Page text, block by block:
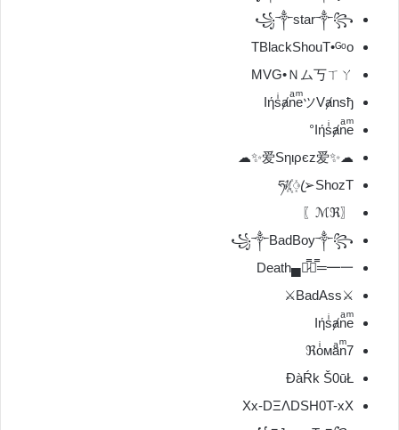
꧁༒star༒꧂
TBlackShouT•ᴳᵒo
MVG•Ｎム丂ㄒㄚ
IήsͥⱥnͣeͫツVⱥnsђ
Iήsͥⱥnͣeͫ°
☁✨爱Sηιρєz爱✨☁
ཧᜰ꙰ꦿ➢ShozT
〖ℳℜ〗
꧁༒BadBoy༒꧂
Death▄︻̷̿┻̿═━一
⚔BadAss⚔
Iήsͥⱥnͣeͫ
ℜoͥᴍaͣnͫ7
ĐàŔk Š0ūŁ
Xx-DΞΛDSH0T-xX